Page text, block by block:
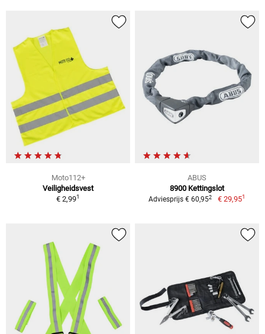
Moto112+
Veiligheidsvest
€ 2,991
ABUS
8900 Kettingslot
Adviesprijs € 60,952 € 29,951